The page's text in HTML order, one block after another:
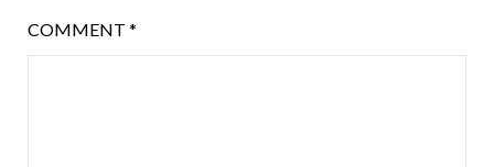
COMMENT *